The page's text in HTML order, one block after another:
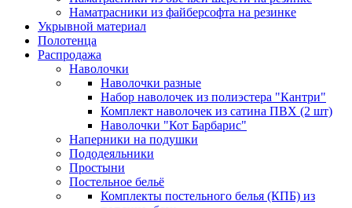
Наматрасники из файберсофта на резинке
Укрывной материал
Полотенца
Распродажа
Наволочки
Наволочки разные
Набор наволочек из полиэстера "Кантри"
Комплект наволочек из сатина ПВХ (2 шт)
Наволочки "Кот Барбарис"
Наперники на подушки
Пододеяльники
Простыни
Постельное бельё
Комплекты постельного белья (КПБ) из